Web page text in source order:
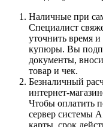
Наличные при
Специалист
уточнить время и
купюры. Вы
документы,
товар и чек.
Безналичный
интернет-
Чтобы оплатить
сервер системы